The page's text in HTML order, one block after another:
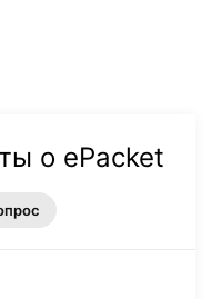
о ePacket